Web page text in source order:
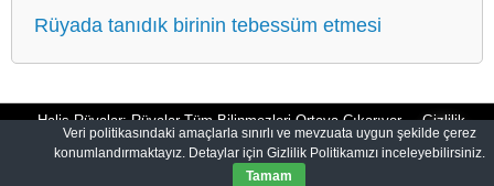
Rüyada tanıdık birinin tebessüm etmesi
Halis Rüyalar: Rüyalar Tüm Bilinmezleri Ortaya Çıkarıyor Gizlilik
Politikası
HalisRuyalar.com|Tüm Hakları Saklıdır.
Veri politikasındaki amaçlarla sınırlı ve mevzuata uygun şekilde çerez
konumlandırmaktayız. Detaylar için Gizlilik Politikamızı inceleyebilirsiniz.
Tamam